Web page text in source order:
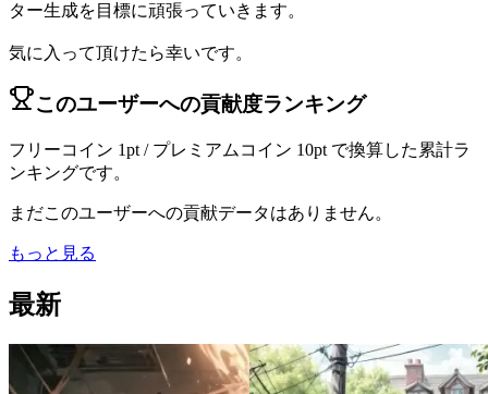
ター生成を目標に頑張っていきます。
気に入って頂けたら幸いです。
このユーザーへの貢献度ランキング
フリーコイン 1pt / プレミアムコイン 10pt で換算した累計ラ
ンキングです。
まだこのユーザーへの貢献データはありません。
もっと見る
最新